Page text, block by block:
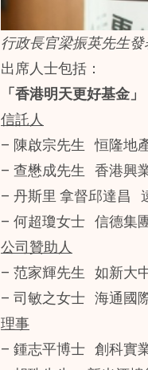
行政長官梁振英先生發
出席人士包括：
「香港明天更好基金」
信託人
– 陳啟宗先生 恒隆地
– 查懋成先生 香港興
– 丹斯里 拿督邱達昌
– 何超瓊女士 信德集
公司贊助人
– 范家輝先生 如新大
– 司敏之女士 海通國
理事
– 鍾志平博士 創科實